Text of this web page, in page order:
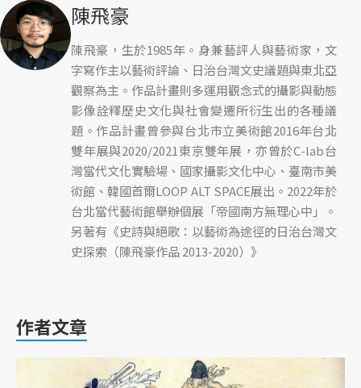
陳飛豪
陳飛豪，生於1985年。身兼藝評人與藝術家，文
字寫作主以藝術評論、日治台灣文史議題與東北亞
觀察為主。作品計畫則多運用觀念式的攝影與動態
影像詮釋歷史文化與社會變遷所衍生出的各種議
題。作品計畫曾參與台北市立美術館2016年台北
雙年展與2020/2021東京雙年展，亦曾於C-lab台
灣當代文化實驗場、國家攝影文化中心、臺南市美
術館、韓國首爾LOOP ALT SPACE展出。2022年於
台北當代藝術館舉辦個展「帝國南方無理心中」。
另著有《史詩與絕歌：以藝術為途徑的日治台灣文
史探索（陳飛豪作品 2013-2020）》
作者文章